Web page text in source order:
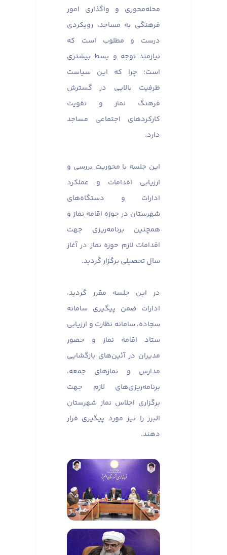
محله‌محوری و واگذاری امور
فرهنگی به مساجد، رویکردی
درست و مطلوب است که
نیازمند توجه و بسط بیشتری
است؛ چرا که این سیاست
ظرفیت بالایی در گسترش
فرهنگ نماز و تقویت
کارکردهای اجتماعی مساجد
دارد.
این جلسه با محوریت بررسی و
ارزیابی اقدامات و عملکرد
ادارات و دستگاه‌های
شهرستان در حوزه اقامه نماز و
همچنین برنامه‌ریزی جهت
اقدامات لازم حوزه نماز در آغاز
سال تحصیلی برگزار گردید.
در این جلسه مقرر گردید،
ادارات ضمن پیگیری سامانه
سجاده، سامانه نظارت و ارزیابی
ستاد اقامه نماز و حضور
مدیران در آئین‌های بازگشایی
مدارس و نماز‌های جمعه،
برنامه‌ریزی‌های لازم جهت
برگزاری اجلاس نماز شهرستان
البرز را نیز مورد پیگیری قرار
دهند.